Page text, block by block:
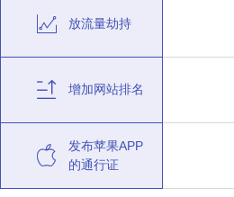
放流量劫持
增加网站排名
发布苹果APP
的通行证